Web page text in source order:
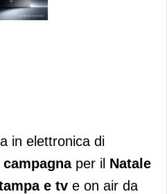
in elettronica di
campagnaper il Natale
e tv e on air da